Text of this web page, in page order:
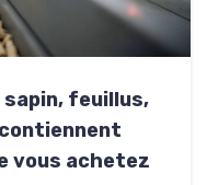
sapin, feuillus,
vous achetez